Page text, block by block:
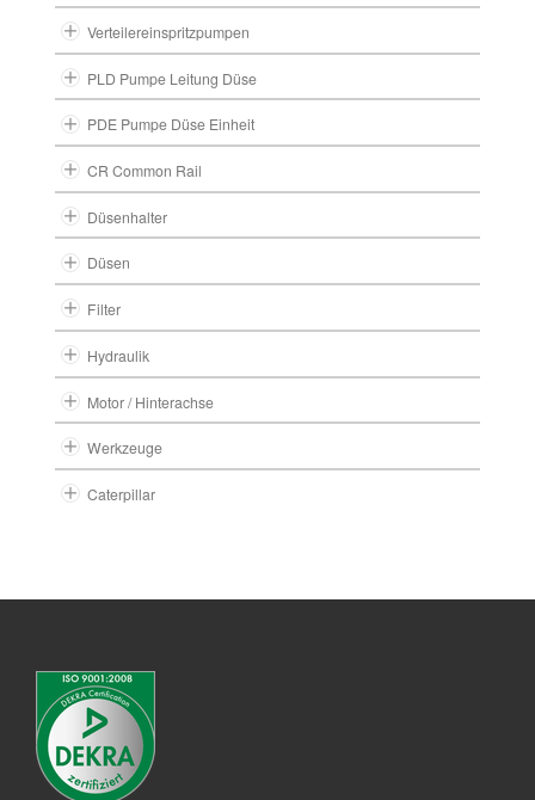
Verteilereinspritzpumpen
PLD Pumpe Leitung Düse
PDE Pumpe Düse Einheit
CR Common Rail
Düsenhalter
Düsen
Filter
Hydraulik
Motor / Hinterachse
Werkzeuge
Caterpillar